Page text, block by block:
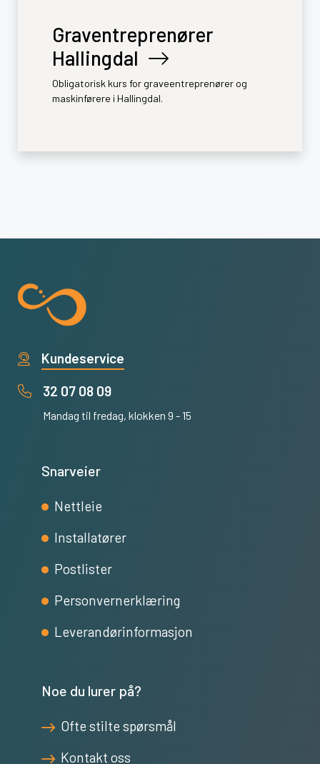
Graventreprenører
Hallingdal
Obligatorisk kurs for graveentreprenører og
maskinførere i Hallingdal.
Kundeservice
32 07 08 09
Mandag til fredag, klokken 9 - 15
Snarveier
Nettleie
Installatører
Postlister
Personvernerklæring
Leverandørinformasjon
Noe du lurer på?
Ofte stilte spørsmål
Kontakt oss